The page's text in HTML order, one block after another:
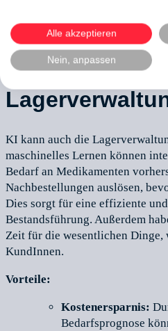
KundInnen bei. (apotheker.de
Automatisierte
KI kann auch die
maschinelles Lernen können
Bedarf an Medikamenten
Nachbestellungen auslösen,
Dies sorgt für eine effiziente
Bestandsführung. Außerdem
Zeit für die wesentlichen Dinge,
KundInnen.
Vorteile:
Kostenersparnis:
Bedarfsprognose
Alle akzeptieren
Nein, anpassen